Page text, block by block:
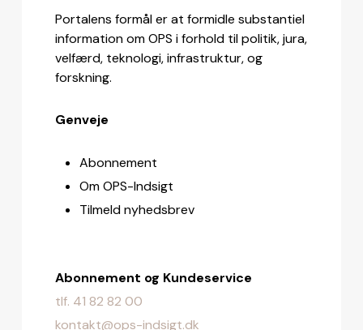
Portalens formål er at formidle substantiel
information om OPS i forhold til politik, jura,
velfærd, teknologi, infrastruktur, og
forskning.
Genveje
Abonnement
Om OPS-Indsigt
Tilmeld nyhedsbrev
Abonnement og Kundeservice
tlf. 41 82 82 00
kontakt@ops-indsigt.dk